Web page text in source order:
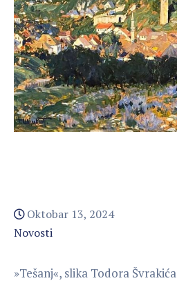
Oktobar 13, 2024
Novosti
»Tešanj«, slika Todora Švrakića